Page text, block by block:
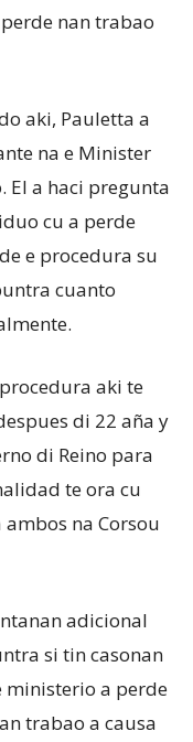
nan trabao
aki, Pauletta a
na e Minister
El a haci pregunta
cu a perde
e procedura su
cuanto
aki te
di 22 aña y
di Reino para
te ora cu
na Corsou
adicional
si tin casonan
ministerio a perde
trabao a causa